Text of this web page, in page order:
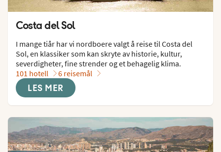
Costa del Sol
I mange tiår har vi nordboere valgt å reise til Costa del
Sol, en klassiker som kan skryte av historie, kultur,
severdigheter, fine strender og et behagelig klima.
101 hotell
6 reisemål
LES MER